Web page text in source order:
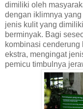
dimiliki oleh
dengan iklimnya
jenis kulit yang
berminyak. Bagi
kombinasi
ekstra, mengingat
pemicu timbulnya